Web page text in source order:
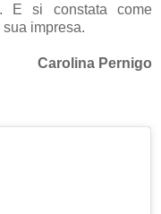
E si constata come
sua impresa.
Carolina Pernigo